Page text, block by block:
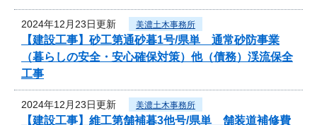
2024年12月23日更新 美濃土木事務所
【建設工事】砂工第通砂暮1号/県単 通常砂防事業
（暮らしの安全・安心確保対策）他（債務）渓流保全
工事
2024年12月23日更新 美濃土木事務所
【建設工事】維工第舗補暮3他号/県単 舗装道補修費